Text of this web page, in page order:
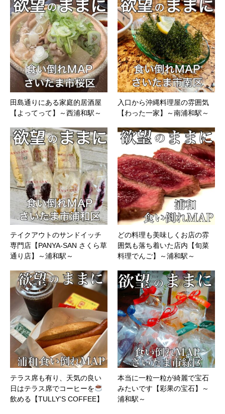
田島通りにある家庭的居酒屋
【よってって】～西浦和駅～
入口から沖縄料理屋の雰囲気
【わった一家】～南浦和駅～
テイクアウトのサンドイッチ
専門店【PANYA-SAN さくら草
通り店】～浦和駅～
どの料理も美味しくお店の雰
囲気も落ち着いた店内【旬菜
料理でんご】～浦和駅～
テラス席も有り、天気の良い
日はテラス席でコーヒーを
飲める【TULLY’S COFFEE】
本当に一粒一粒が綺麗で宝石
みたいです【彩果の宝石】～
浦和駅～